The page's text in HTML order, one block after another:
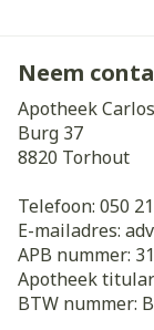
Neem
Apotheek
Burg 37
8820 Torhout
Telefoon: 050
E-mailadres:
APB nummer:
Apotheek
BTW nummer: